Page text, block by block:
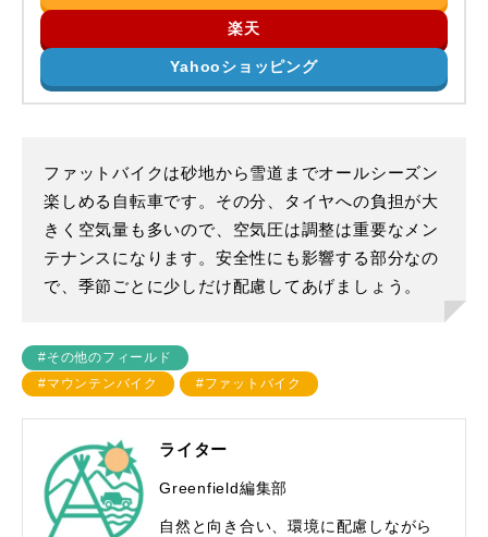
楽天
Yahooショッピング
ファットバイクは砂地から雪道までオールシーズン
楽しめる自転車です。その分、タイヤへの負担が大
きく空気量も多いので、空気圧は調整は重要なメン
テナンスになります。安全性にも影響する部分なの
で、季節ごとに少しだけ配慮してあげましょう。
#その他のフィールド
#マウンテンバイク
#ファットバイク
ライター
Greenfield編集部
自然と向き合い、環境に配慮しながら